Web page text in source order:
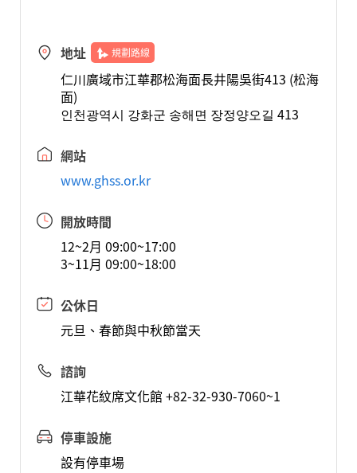
地址 規劃路線
仁川廣域市江華郡松海面長井陽吳街413 (松海
面)
인천광역시 강화군 송해면 장정양오길 413
網站
www.ghss.or.kr
開放時間
12~2月 09:00~17:00
3~11月 09:00~18:00
公休日
元旦、春節與中秋節當天
諮詢
江華花紋席文化館 +82-32-930-7060~1
停車設施
設有停車場